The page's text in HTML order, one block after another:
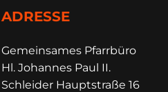
ADRESSE
Gemeinsames Pfarrbüro
Hl. Johannes Paul II.
Schleider Hauptstraße 16